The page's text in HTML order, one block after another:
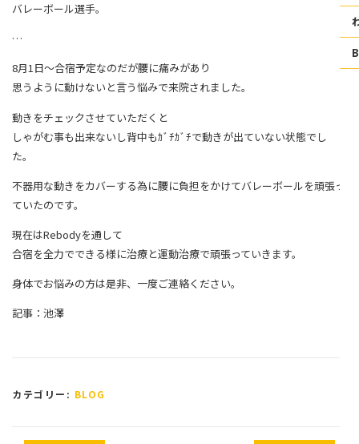
バレーボール選手。
…
8月1日～合宿予定なのだが腰に痛みがあり
思うように動けないと言う悩みで来院されました。
動きをチェックさせていただくと
しゃがむ事も出来ないし背中もｶﾞﾁｶﾞﾁで動きが出ていない状態でし
た。
不器用な動きをカバーする為に腰に負担をかけてバレーボールを頑張っ
ていたのです。
現在はRebodyを通して
合宿を全力でできる様に治療と運動治療で頑張っていきます。
身体でお悩みの方は是非、一度ご連絡ください。
記事：池澤
カテゴリー: BLOG